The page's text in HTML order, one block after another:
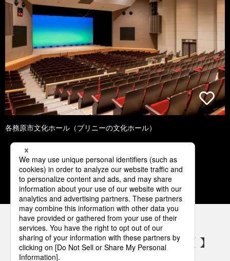
各務原市文化ホール（プリニーの文化ホール）
1 2 3 4 5
パナソニックの電気設備 SNSアカウント